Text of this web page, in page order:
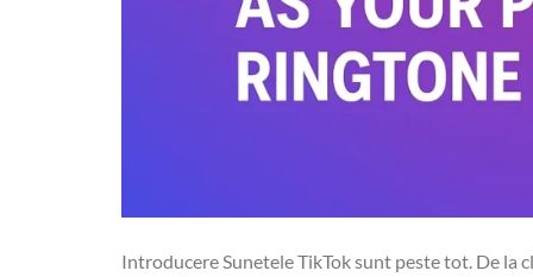
Introducere Sunetele TikTok sunt peste tot. De la